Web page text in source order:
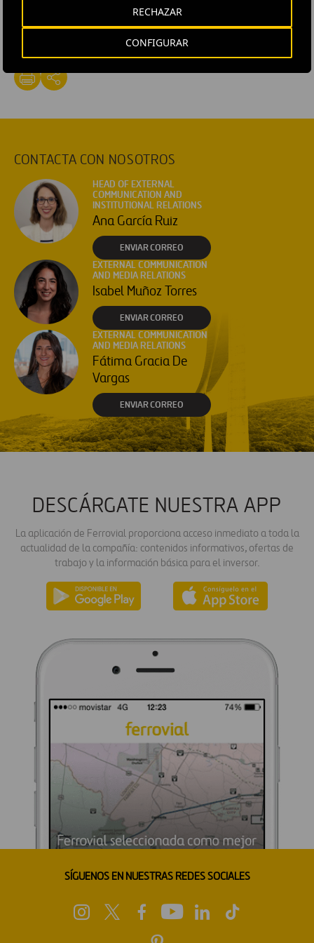
CONFIGURAR
RECHAZAR
Conservación del medio ambiente
CONTACTA CON NOSOTROS
HEAD OF EXTERNAL
COMMUNICATION AND
INSTITUTIONAL RELATIONS
Ana García Ruiz
ENVIAR CORREO
EXTERNAL COMMUNICATION
AND MEDIA RELATIONS
Isabel Muñoz Torres
ENVIAR CORREO
EXTERNAL COMMUNICATION
AND MEDIA RELATIONS
Fátima Gracia De
Vargas
ENVIAR CORREO
DESCÁRGATE NUESTRA APP
La aplicación de Ferrovial proporciona acceso inmediato a toda la
actualidad de la compañía: contenidos informativos, ofertas de
trabajo y la información básica para el inversor.
SÍGUENOS EN NUESTRAS REDES SOCIALES